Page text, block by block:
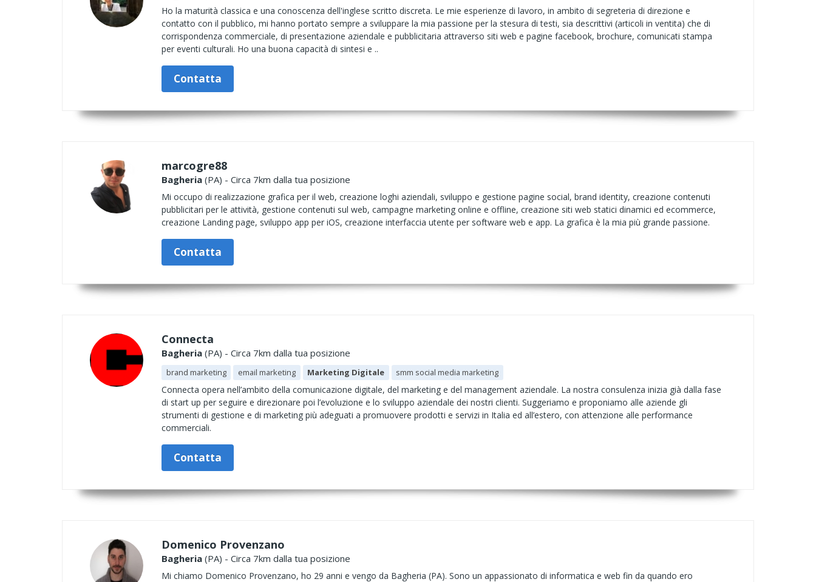
Ho la maturità classica e una conoscenza dell'inglese scritto discreta. Le mie esperienze di lavoro, in ambito di segreteria di direzione e
contatto con il pubblico, mi hanno portato sempre a sviluppare la mia passione per la stesura di testi, sia descrittivi (articoli in ventita) che di
corrispondenza commerciale, di presentazione aziendale e pubblicitaria attraverso siti web e pagine facebook, brochure, comunicati stampa
per eventi culturali. Ho una buona capacità di sintesi e ..
Contatta
marcogre88
Bagheria (PA) - Circa 7km dalla tua posizione
Mi occupo di realizzazione grafica per il web, creazione loghi aziendali, sviluppo e gestione pagine social, brand identity, creazione contenuti
pubblicitari per le attività, gestione contenuti sul web, campagne marketing online e offline, creazione siti web statici dinamici ed ecommerce,
creazione Landing page, sviluppo app per iOS, creazione interfaccia utente per software web e app. La grafica è la mia più grande passione.
Contatta
Connecta
Bagheria (PA) - Circa 7km dalla tua posizione
brand marketing email marketing Marketing Digitale smm social media marketing
Connecta opera nell’ambito della comunicazione digitale, del marketing e del management aziendale. La nostra consulenza inizia già dalla fase
di start up per seguire e direzionare poi l’evoluzione e lo sviluppo aziendale dei nostri clienti. Suggeriamo e proponiamo alle aziende gli
strumenti di gestione e di marketing più adeguati a promuovere prodotti e servizi in Italia ed all’estero, con attenzione alle performance
commerciali.
Contatta
Domenico Provenzano
Bagheria (PA) - Circa 7km dalla tua posizione
Mi chiamo Domenico Provenzano, ho 29 anni e vengo da Bagheria (PA). Sono un appassionato di informatica e web fin da quando ero